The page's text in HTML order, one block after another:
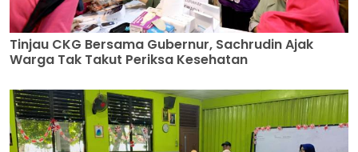
Tinjau CKG Bersama Gubernur, Sachrudin Ajak
Warga Tak Takut Periksa Kesehatan